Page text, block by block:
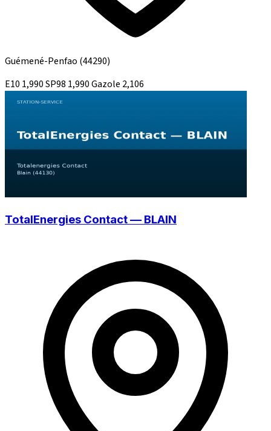
Guémené-Penfao (44290)
E10 1,990SP98 1,990Gazole 2,106
TotalEnergies Contact — BLAIN